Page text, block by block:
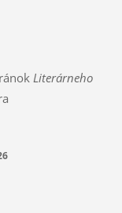
Literárneho